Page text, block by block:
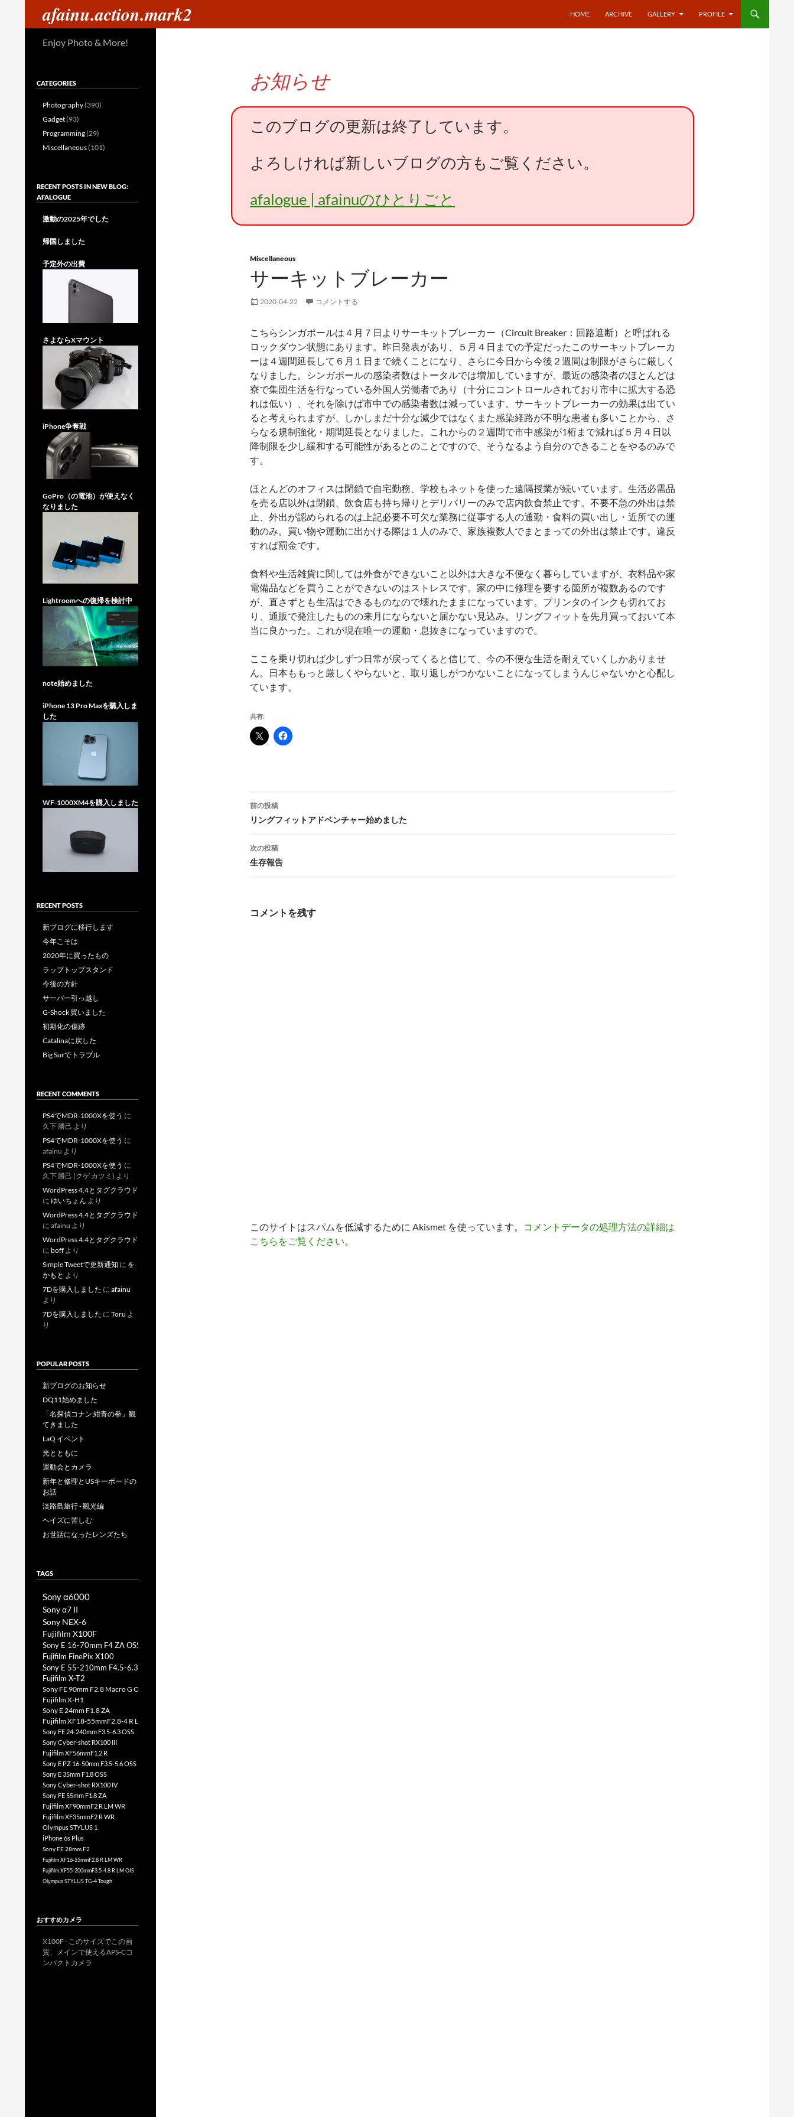
afainu.action.mark2 HOME ARCHIVE GALLERY PROFILE
お知らせ
このブログの更新は終了しています。
よろしければ新しいブログの方もご覧ください。
afalogue | afainuのひとりごと
Miscellaneous
サーキットブレーカー
2020-04-22 コメントする
こちらシンガポールは４月７日よりサーキットブレーカー（Circuit Breaker：回路遮断）と呼ばれる
ロックダウン状態にあります。昨日発表があり、５月４日までの予定だったこのサーキットブレーカ
ーは４週間延長して６月１日まで続くことになり、さらに今日から今後２週間は制限がさらに厳しく
なりました。シンガポールの感染者数はトータルでは増加していますが、最近の感染者のほとんどは
寮で集団生活を行なっている外国人労働者であり（十分にコントロールされており市中に拡大する恐
れは低い）、それを除けば市中での感染者数は減っています。サーキットブレーカーの効果は出てい
ると考えられますが、しかしまだ十分な減少ではなくまた感染経路が不明な患者も多いことから、さ
らなる規制強化・期間延長となりました。これからの２週間で市中感染が1桁まで減れば５月４日以
降制限を少し緩和する可能性があるとのことですので、そうなるよう自分のできることをやるのみで
す。
ほとんどのオフィスは閉鎖で自宅勤務、学校もネットを使った遠隔授業が続いています。生活必需品
を売る店以外は閉鎖、飲食店も持ち帰りとデリバリーのみで店内飲食禁止です。不要不急の外出は禁
止、外出が認められるのは上記必要不可欠な業務に従事する人の通勤・食料の買い出し・近所での運
動のみ。買い物や運動に出かける際は１人のみで、家族複数人でまとまっての外出は禁止です。違反
すれば罰金です。
食料や生活雑貨に関しては外食ができないこと以外は大きな不便なく暮らしていますが、衣料品や家
電備品などを買うことができないのはストレスです。家の中に修理を要する箇所が複数あるのです
が、直さずとも生活はできるものなので壊れたままになっています。プリンタのインクも切れてお
り、通販で発注したものの来月にならないと届かない見込み。リングフィットを先月買っておいて本
当に良かった。これが現在唯一の運動・息抜きになっていますので。
ここを乗り切れば少しずつ日常が戻ってくると信じて、今の不便な生活を耐えていくしかありませ
ん。日本ももっと厳しくやらないと、取り返しがつかないことになってしまうんじゃないかと心配し
ています。
共有:
投
稿
ナ
ビ
ゲ
前の投稿
リングフィットアドベンチャー始めました
次の投稿
生存報告
コメントを残す
このサイトはスパムを低減するために Akismet を使っています。
コメントデータの処理方法の詳細は
こちらをご覧ください。
Enjoy Photo & More!
CATEGORIES
Photography(390)
Gadget(93)
Programming(29)
Miscellaneous(101)
RECENT POSTS IN NEW BLOG:
AFALOGUE
激動の2025年でした
帰国しました
予定外の出費
さよならXマウント
iPhone争奪戦
GoPro（の電池）が使えなく
なりました
Lightroomへの復帰を検討中
note始めました
iPhone 13 Pro Maxを購入しま
した
WF-1000XM4を購入しました
RECENT POSTS
新ブログに移行します
今年こそは
2020年に買ったもの
ラップトップスタンド
今後の方針
サーバー引っ越し
G-Shock 買いました
初期化の傷跡
Catalinaに戻した
Big Surでトラブル
RECENT COMMENTS
PS4でMDR-1000Xを使う に
久下 勝己 より
PS4でMDR-1000Xを使う に
afainu より
PS4でMDR-1000Xを使う に
久下 勝己 (クゲ カツミ) より
WordPress 4.4とタグクラウド
に ゆいちょん より
WordPress 4.4とタグクラウド
に afainu より
WordPress 4.4とタグクラウド
に boff より
Simple Tweetで更新通知 に を
かもと より
7Dを購入しました に afainu
より
7Dを購入しました に Toru よ
り
POPULAR POSTS
新ブログのお知らせ
DQ11始めました
「名探偵コナン 紺青の拳」観
てきました
LaQ イベント
光とともに
運動会とカメラ
新年と修理とUSキーボードの
お話
淡路島旅行 - 観光編
ヘイズに苦しむ
お世話になったレンズたち
TAGS
Sony α6000
Sony α7 II
Sony NEX-6
Fujifilm X100F
Sony E 16-70mm F4 ZA OSS
Fujifilm FinePix X100
Sony E 55-210mm F4.5-6.3 OSS
Fujifilm X-T2
Sony FE 90mm F2.8 Macro G OSS
Fujifilm X-H1
Sony E 24mm F1.8 ZA
Fujifilm XF18-55mmF2.8-4 R LM OIS
Sony FE 24-240mm F3.5-6.3 OSS
Sony Cyber-shot RX100 III
Fujifilm XF56mmF1.2 R
Sony E PZ 16-50mm F3.5-5.6 OSS
Sony E 35mm F1.8 OSS
Sony Cyber-shot RX100 IV
Sony FE 55mm F1.8 ZA
Fujifilm XF90mmF2 R LM WR
Fujifilm XF35mmF2 R WR
Olympus STYLUS 1
iPhone 6s Plus
Sony FE 28mm F2
Fujifilm XF16-55mmF2.8 R LM WR
Fujifilm XF55-200mmF3.5-4.8 R LM OIS
Olympus STYLUS TG-4 Tough
おすすめカメラ
X100F - このサイズでこの画
質、メインで使えるAPS-Cコ
ンパクトカメラ